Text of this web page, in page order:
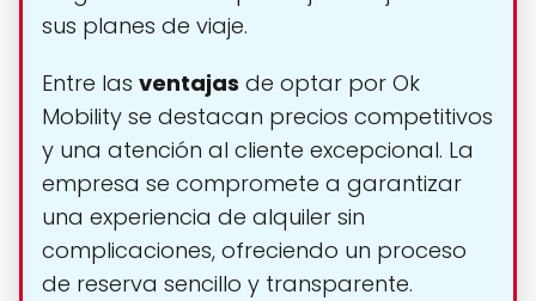
sus planes de viaje.
Entre las ventajas de optar por Ok
Mobility se destacan precios competitivos
y una atención al cliente excepcional. La
empresa se compromete a garantizar
una experiencia de alquiler sin
complicaciones, ofreciendo un proceso
de reserva sencillo y transparente.